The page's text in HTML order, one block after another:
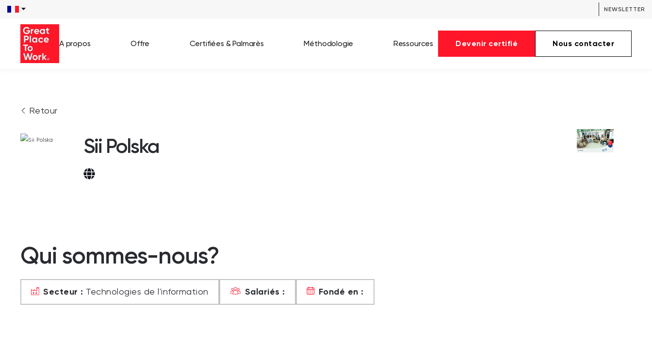
NEWSLETTER
A propos Offre Certifiées & Palmarès Méthodologie Ressources Devenir certifié Nous contacter
Retour
Sii Polska
Qui sommes-nous?
Secteur : Technologies de l'information Salariés : Fondé en :